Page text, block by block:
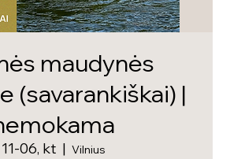
maudynės
(savarankiškai) |
11-06, kt
  |
Vilnius